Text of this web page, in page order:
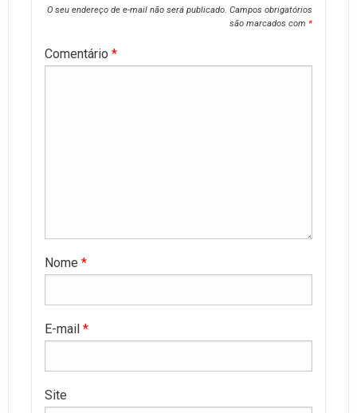
O seu endereço de e-mail não será publicado. Campos obrigatórios
são marcados com *
Comentário *
Nome *
E-mail *
Site